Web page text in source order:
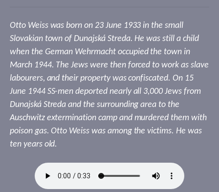
Otto Weiss was born on 23 June 1933 in the small
Slovakian town of Dunajská Streda. He was still a child
when the German Wehrmacht occupied the town in
March 1944. The Jews were then forced to work as slave
labourers, and their property was confiscated. On 15
June 1944 SS-men deported nearly all 3,000 Jews from
Dunajská Streda and the surrounding area to the
Auschwitz extermination camp and murdered them with
poison gas. Otto Weiss was among the victims. He was
ten years old.